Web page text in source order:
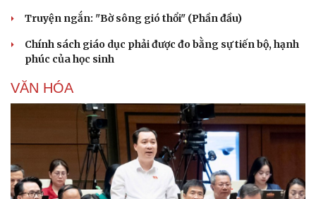
Truyện ngắn: "Bờ sông gió thổi" (Phần đầu)
Chính sách giáo dục phải được đo bằng sự tiến bộ, hạnh
phúc của học sinh
VĂN HÓA